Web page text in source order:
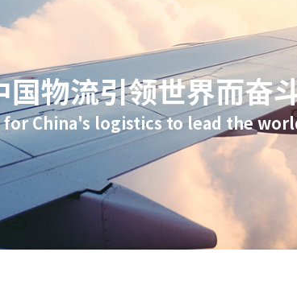
国物流引领世界而奋
China's logistics to lead the